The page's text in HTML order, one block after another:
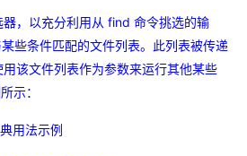
，以充分利用从 find 命令挑选的输
些条件匹配的文件列表。此列表被传递
该文件列表作为参数来运行其他某些
示：
用法示例